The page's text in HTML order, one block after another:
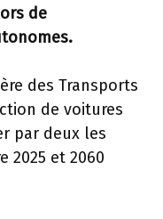
de
des Transports
de voitures
par deux les
2025 et 2060